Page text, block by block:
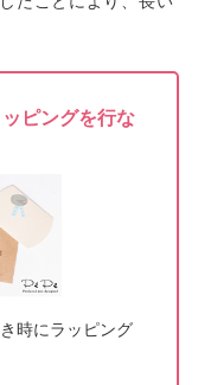
ピングを行な
時にラッピング